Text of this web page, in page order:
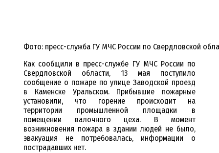
Фото: пресс-служба ГУ МЧС России по Свердловской
Как сообщили в пресс-службе ГУ МЧС России по
Свердловской области, 13 мая поступило
сообщение о пожаре по улице Заводской проезд
в Каменске Уральском. Прибывшие пожарные
установили, что горение происходит на
территории промышленной площадки в
помещении валочного цеха. В момент
возникновения пожара в здании людей не было,
эвакуация не потребовалась, информации о
пострадавших нет.